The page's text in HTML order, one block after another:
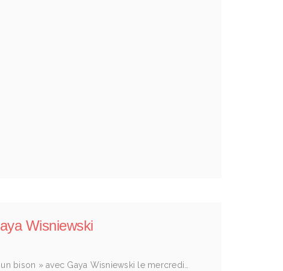
Wisniewski
bison » avec Gaya Wisniewski le mercredi…